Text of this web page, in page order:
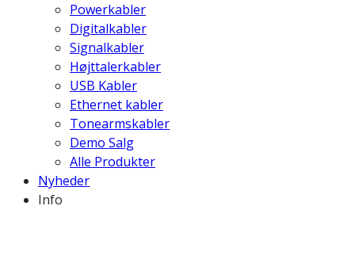
Powerkabler
Digitalkabler
Signalkabler
Højttalerkabler
USB Kabler
Ethernet kabler
Tonearmskabler
Demo Salg
Alle Produkter
Nyheder
Info